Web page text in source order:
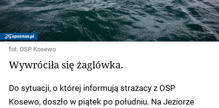
fot. OSP Kosewo
Wywróciła się żaglówka.
Do sytuacji, o której informują strażacy z OSP
Kosewo, doszło w piątek po południu. Na Jeziorze